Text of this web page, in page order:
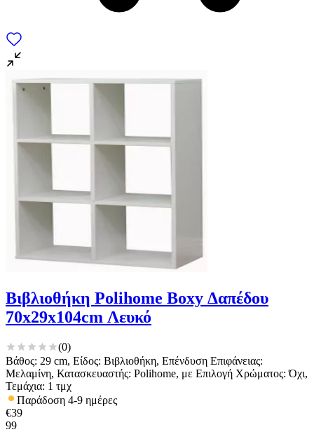
Βιβλιοθήκη Polihome Boxy Δαπέδου
70x29x104cm Λευκό
(0)
Βάθος: 29 cm, Είδος: Βιβλιοθήκη, Επένδυση Επιφάνειας:
Μελαμίνη, Κατασκευαστής: Polihome, με Επιλογή Χρώματος: Όχι,
Τεμάχια: 1 τμχ
Παράδοση 4-9 ημέρες
€39
99